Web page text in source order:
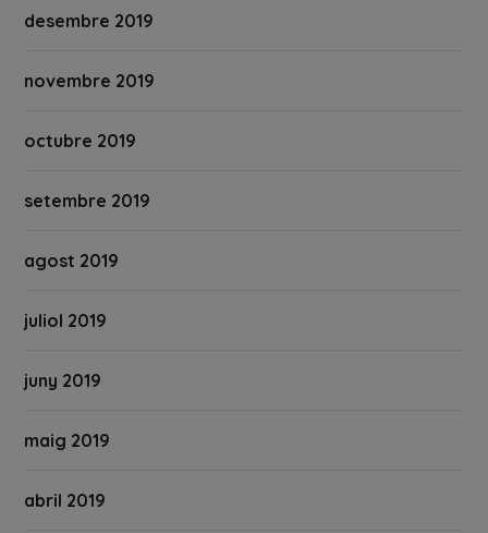
desembre 2019
novembre 2019
octubre 2019
setembre 2019
agost 2019
juliol 2019
juny 2019
maig 2019
abril 2019